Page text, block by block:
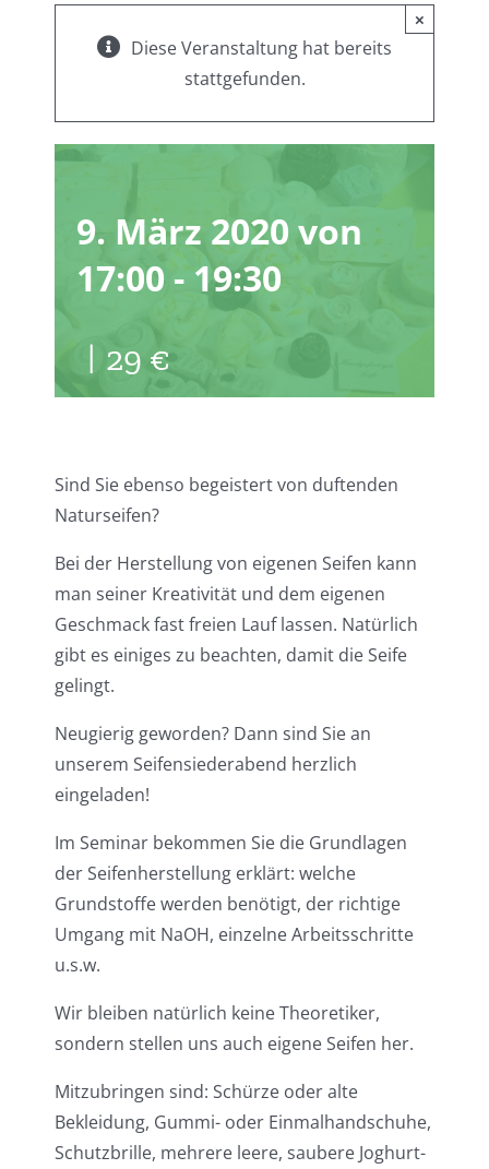
×
Diese Veranstaltung hat bereits
stattgefunden.
Seifenseminar
9. März 2020 von
17:00-19:30
| 29 €
Sind Sie ebenso begeistert von duftenden
Naturseifen?
Bei der Herstellung von eigenen Seifen kann
man seiner Kreativität und dem eigenen
Geschmack fast freien Lauf lassen. Natürlich
gibt es einiges zu beachten, damit die Seife
gelingt.
Neugierig geworden? Dann sind Sie an
unserem Seifensiederabend herzlich
eingeladen!
Im Seminar bekommen Sie die Grundlagen
der Seifenherstellung erklärt: welche
Grundstoffe werden benötigt, der richtige
Umgang mit NaOH, einzelne Arbeitsschritte
u.s.w.
Wir bleiben natürlich keine Theoretiker,
sondern stellen uns auch eigene Seifen her.
Mitzubringen sind: Schürze oder alte
Bekleidung, Gummi- oder Einmalhandschuhe,
Schutzbrille, mehrere leere, saubere Joghurt-